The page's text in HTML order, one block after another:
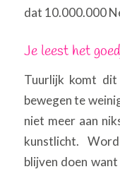
dat 10.000.000
Je leest het
Tuurlijk komt
bewegen te
niet meer aan
kunstlicht.
blijven doen